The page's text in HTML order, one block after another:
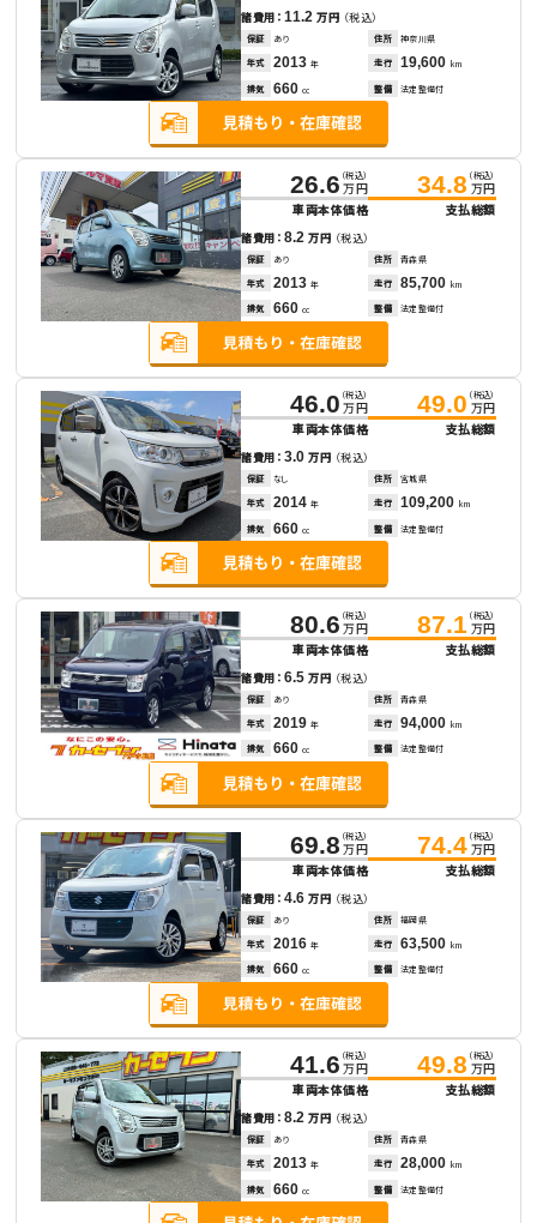
諸費用：11.2万円 （税込）
保証 あり 住所 神奈川県
年式 2013 年 走行 19,600 km
排気 660 cc 整備 法定整備付
26.6 （税込）
万円
車両本体価格
34.8 （税込）
万円
支払総額
諸費用：8.2万円 （税込）
保証 あり 住所 青森県
年式 2013 年 走行 85,700 km
排気 660 cc 整備 法定整備付
46.0 （税込）
万円
車両本体価格
49.0 （税込）
万円
支払総額
諸費用：3.0万円 （税込）
保証 なし 住所 宮城県
年式 2014 年 走行 109,200 km
排気 660 cc 整備 法定整備付
80.6 （税込）
万円
車両本体価格
87.1 （税込）
万円
支払総額
諸費用：6.5万円 （税込）
保証 あり 住所 青森県
年式 2019 年 走行 94,000 km
排気 660 cc 整備 法定整備付
69.8 （税込）
万円
車両本体価格
74.4 （税込）
万円
支払総額
諸費用：4.6万円 （税込）
保証 あり 住所 福岡県
年式 2016 年 走行 63,500 km
排気 660 cc 整備 法定整備付
41.6 （税込）
万円
車両本体価格
49.8 （税込）
万円
支払総額
諸費用：8.2万円 （税込）
保証 あり 住所 青森県
年式 2013 年 走行 28,000 km
排気 660 cc 整備 法定整備付